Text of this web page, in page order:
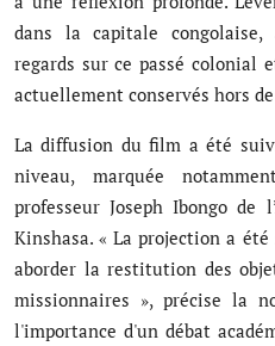
Technologie
Finances
Communication
Opinions
Infrastructures
Coopération
dans la capitale
regards sur ce passé colonial
actuellement conservés hors
La diffusion du film a été
niveau, marquée
professeur Joseph Ibongo de
Kinshasa. « La projection a
aborder la restitution des
missionnaires », précise la
l'importance d'un débat